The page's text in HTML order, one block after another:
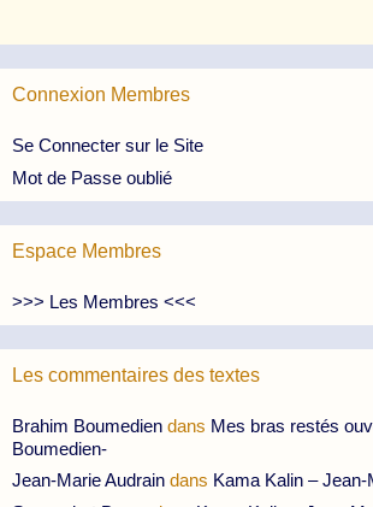
Connexion Membres
Se Connecter sur le Site
Mot de Passe oublié
Espace Membres
>>> Les Membres <<<
Les commentaires des textes
Brahim Boumedien dans Mes bras restés
Boumedien-
Jean-Marie Audrain dans Kama Kalin – Jean-